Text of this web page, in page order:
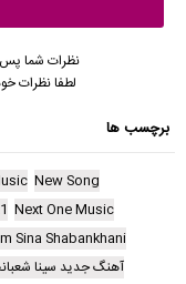
نظرات شما پس
لطفا نظرات
برچسب ها
New Song
Next One Music
Sina Shabankhani
آهنگ جدید سینا